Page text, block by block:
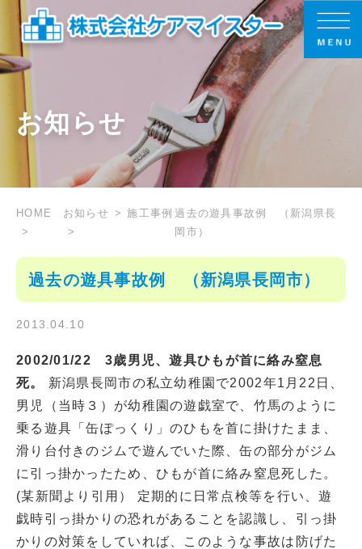
お知らせ
HOME お知らせ 施工事例 過去の遊具事故例 （新潟県長
岡市）
過去の遊具事故例 （新潟県長岡市）
2013.04.10
2002/01/22 3歳男児、遊具ひもが首に絡み窒息
死。
新潟県長岡市の私立幼稚園で2002年1月22日、
男児（当時３）が幼稚園の遊戯室で、竹馬のように
乗る遊具「缶ぽっくり」のひもを首に掛けたまま、
滑り台付きのジムで遊んでいた際、缶の部分がジム
に引っ掛かったため、ひもが首に絡み窒息死した。
(某新聞より引用） 定期的に日常点検等を行い、遊
戯時引っ掛かりの恐れがあることを認識し、引っ掛
かりの対策をしていれば、このような事故は防げた